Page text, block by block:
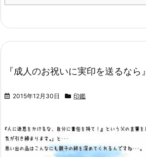
『成人のお祝いに実印を送るなら』
2015年12月30日 印鑑